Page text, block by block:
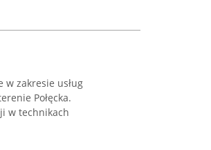
w zakresie usług
Połęcka.
w technikach